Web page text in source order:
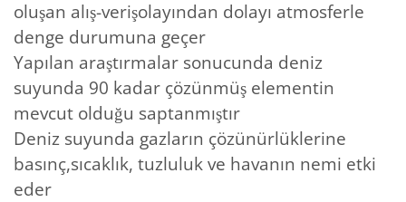
oluşan alış-verişolayından dolayı atmosferle
denge durumuna geçer
Yapılan araştırmalar sonucunda deniz
suyunda 90 kadar çözünmüş elementin
mevcut olduğu saptanmıştır
Deniz suyunda gazların çözünürlüklerine
basınç,sıcaklık, tuzluluk ve havanın nemi etki
eder